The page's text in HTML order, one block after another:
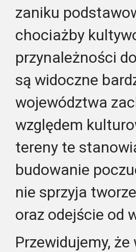
zaniku
chociażby
przynależności
są widoczne
województwa
względem
tereny te
budowanie
nie sprzyja
oraz odejście od
Przewidujemy,